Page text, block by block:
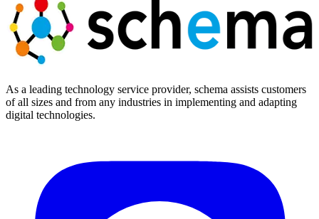
As a leading technology service provider, schema assists customers
of all sizes and from any industries in implementing and adapting
digital technologies.